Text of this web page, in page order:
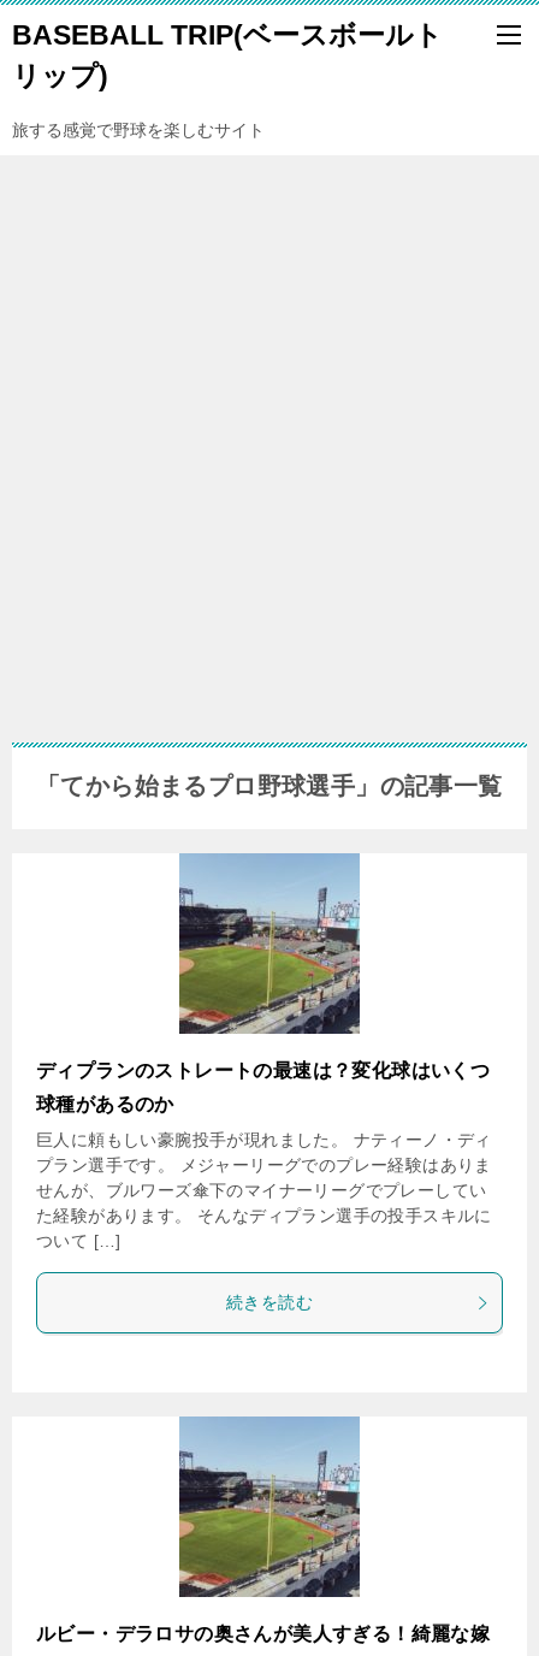
BASEBALL TRIP(ベースボールト
リップ)
旅する感覚で野球を楽しむサイト
「てから始まるプロ野球選手」の記事一覧
ディプランのストレートの最速は？変化球はいくつ
球種があるのか
巨人に頼もしい豪腕投手が現れました。 ナティーノ・ディ
プラン選手です。 メジャーリーグでのプレー経験はありま
せんが、ブルワーズ傘下のマイナーリーグでプレーしてい
た経験があります。 そんなディプラン選手の投手スキルに
ついて […]
続きを読む
ルビー・デラロサの奥さんが美人すぎる！綺麗な嫁